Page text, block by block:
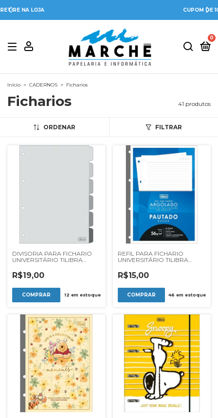
0
Início > CADERNOS > Ficharios
Ficharios 41 produtos
ORDENAR FILTRAR
DIVISORIA PARA FICHARIO
UNIVERSITÁRIO TILIBRA
R$19,00
12 em estoque
REFIL PARA FICHARIO
UNIVERSITÁRIO TILIBRA
R$15,00
46 em estoque